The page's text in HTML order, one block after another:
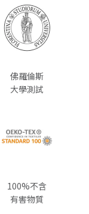
佛羅倫斯
大學測試
100%不含
有害物質